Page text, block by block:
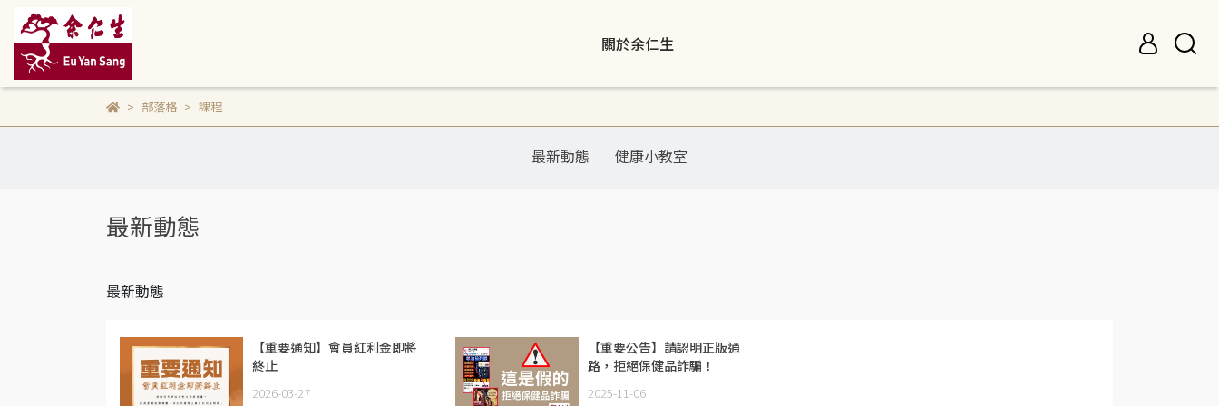
關於余仁生
部落格 課程
最新動態 健康小教室
最新動態
最新動態
【重要通知】會員紅利金即將
終止
2026-03-27
【重要公告】請認明正版通
路，拒絕保健品詐騙！
2025-11-06